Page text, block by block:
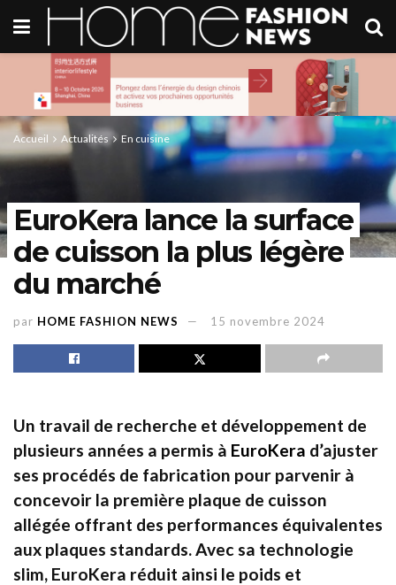
Accueil Actualités En cuisine
EuroKera lance la surface
de cuisson la plus légère
du marché
par HOME FASHION NEWS 15 novembre 2024
Un travail de recherche et développement de
plusieurs années a permis à EuroKera d’ajuster
ses procédés de fabrication pour parvenir à
concevoir la première plaque de cuisson
allégée offrant des performances équivalentes
aux plaques standards. Avec sa technologie
slim, EuroKera réduit ainsi le poids et